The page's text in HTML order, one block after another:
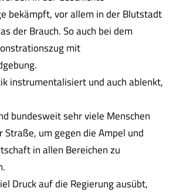
bekämpft, vor allem in der Blutstadt
der Brauch. So auch bei dem
mit
instrumentalisiert und auch ablenkt,
bundesweit sehr viele Menschen
um gegen die Ampel und
in allen Bereichen zu
Druck auf die Regierung ausübt,